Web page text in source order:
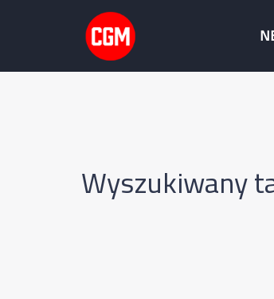
Wyszukiwany